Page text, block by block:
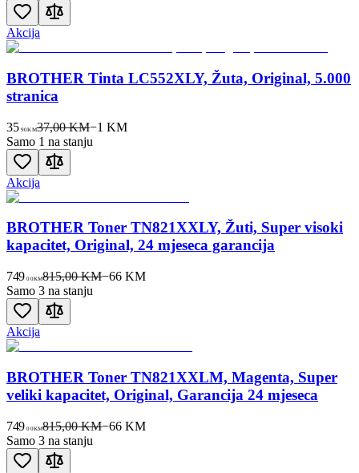
Akcija
BROTHER Tinta LC552XLY, Žuta, Original, 5.000
stranica
35 90KM37,00 KM−1 KM
Samo 1 na stanju
Akcija
BROTHER Toner TN821XXLY, Žuti, Super visoki
kapacitet, Original, 24 mjeseca garancija
749 00KM815,00 KM−66 KM
Samo 3 na stanju
Akcija
BROTHER Toner TN821XXLM, Magenta, Super
veliki kapacitet, Original, Garancija 24 mjeseca
749 00KM815,00 KM−66 KM
Samo 3 na stanju